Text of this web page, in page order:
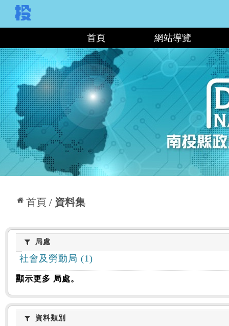
首頁 網站導覽
首頁 資料集
:::
局處局處
社會及勞動局 (1)
顯示更多 局處。
資料類別
資料類別